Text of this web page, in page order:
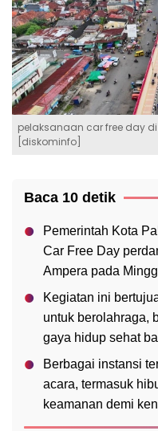
pelaksanaan car free day
[diskominfo]
Baca 10 detik
Pemerintah Kota
Car Free Day
Ampera pada
Kegiatan ini
untuk berolahraga,
gaya hidup sehat
Berbagai instansi
acara, termasuk
keamanan demi